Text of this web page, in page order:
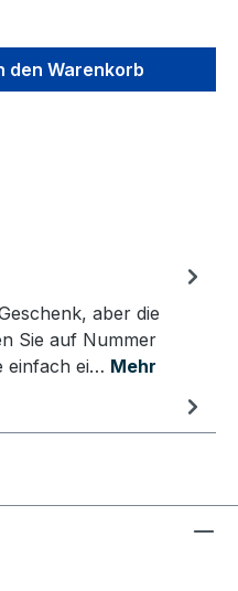
den
den Warenkorb
aber die
Sie auf Nummer
einfach ei… Mehr